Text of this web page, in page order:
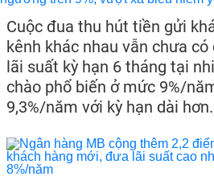
Cuộc đua thu hút tiền gửi
kênh khác nhau vẫn chưa
lãi suất kỳ hạn 6 tháng tại
chào phổ biến ở mức 9%/
9,3%/năm với kỳ hạn dài hơn.